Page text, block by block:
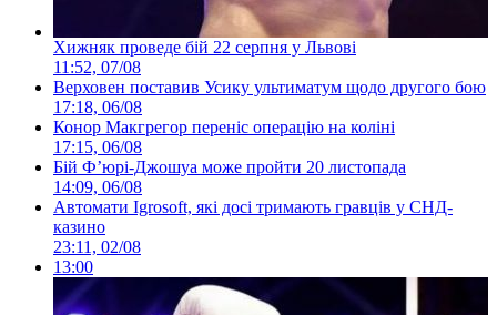
Хижняк проведе бій 22 серпня у Львові
11:52, 07/08
Верховен поставив Усику ультиматум щодо другого бою
17:18, 06/08
Конор Макгрегор переніс операцію на коліні
17:15, 06/08
Бій Ф’юрі-Джошуа може пройти 20 листопада
14:09, 06/08
Автомати Igrosoft, які досі тримають гравців у СНД-
казино
23:11, 02/08
13:00